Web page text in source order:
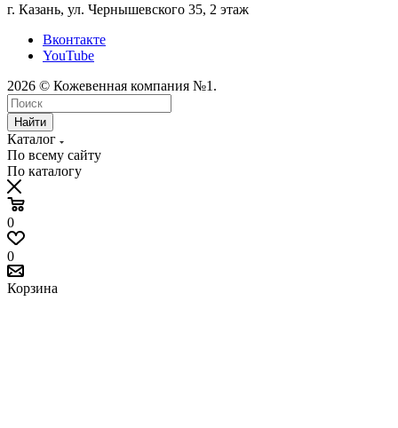
г. Казань, ул. Чернышевского 35, 2 этаж
Вконтакте
YouTube
2026 © Кожевенная компания №1.
Найти
Каталог
По всему сайту
По каталогу
0
0
Корзина